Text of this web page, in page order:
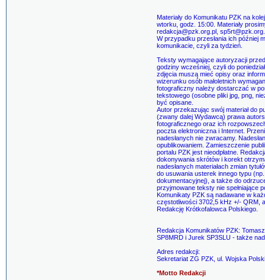
Materiały do Komunikatu PZK na
wtorku, godz. 15:00. Materiały
redakcja@pzk.org.pl,
W przypadku przesłania ich później
komunikacie, czyli za tydzień.
Teksty wymagające autoryzacji
godziny wcześniej, czyli do
zdjęcia muszą mieć opisy oraz
wizerunku osób małoletnich
fotograficzny należy dostarczać w
tekstowego (osobne pliki jpg, png,
być opisane.
Autor przekazując swój materiał do
(zwany dalej Wydawcą) prawa
fotograficznego oraz ich
poczta elektroniczna i Internet.
nadesłanych nie zwracamy.
opublikowaniem. Zamieszczenie
portalu PZK jest nieodpłatne.
dokonywania skrótów i korekt
nadesłanych materiałach zmian
do usuwania usterek innego typu
dokumentacyjnej), a także do
przyjmowane teksty nie spełniające
Komunikaty PZK są nadawane w
częstotliwości 3702,5 kHz +/- QRM,
Redakcję Krótkofalowca Polskiego.
Redakcja Komunikatów PZK:
SP8MRD i Jurek SP3SLU - także
Adres redakcji:
Sekretariat ZG PZK, ul. Wojska
*Motto Redakcji